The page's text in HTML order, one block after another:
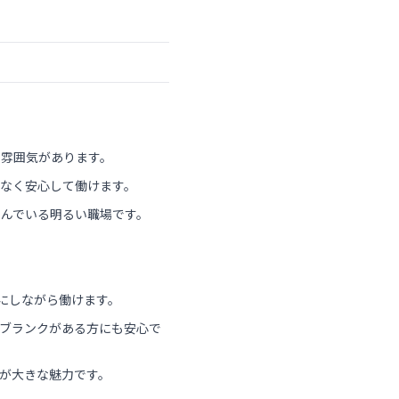
囲気があります。
安心して働けます。
いる明るい職場です。
ながら働けます。
ランクがある方にも安心で
きな魅力です。